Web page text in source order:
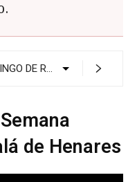
de Henares